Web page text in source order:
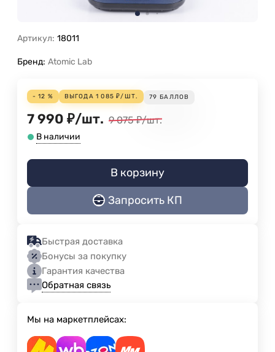
Артикул: 18011
Бренд: Atomic Lab
- 12 % ВЫГОДА 1 085 ₽/ШТ. 79 БАЛЛОВ
7 990 ₽/шт. 9 075 ₽/шт.
В наличии
В корзину
Запросить КП
Быстрая доставка
Бонусы за покупку
Гарантия качества
Обратная связь
Мы на маркетплейсах: